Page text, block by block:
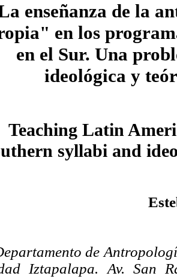
enseñanza de la
en los
en el Sur. Una
ideológica y
Teaching Latin
syllabi and
de
Iztapalapa. Av. San